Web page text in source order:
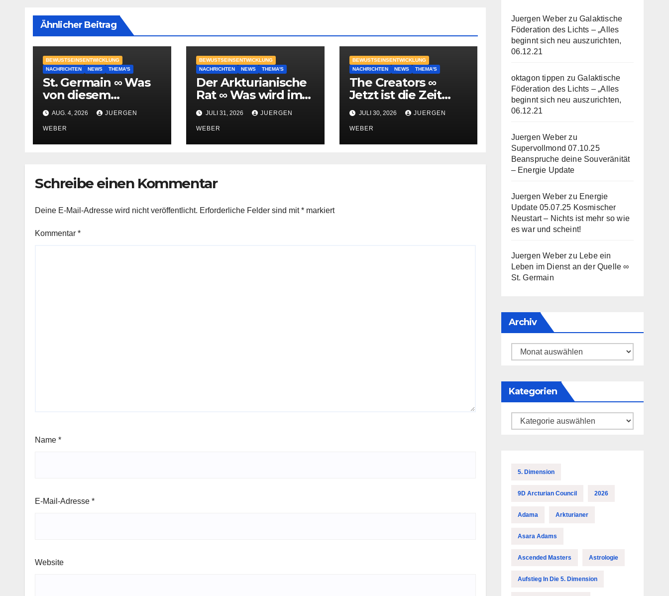
Ähnlicher Beitrag
BEWUSTSEINSENTWICKLUNG
NACHRICHTEN
NEWS THEMA'S
St. Germain ∞ Was
von diesem
Löwentor-Portal zu
erwarten ist
AUG. 4, 2026 JUERGEN
WEBER
BEWUSTSEINSENTWICKLUNG
NACHRICHTEN
NEWS THEMA'S
Der Arkturianische
Rat ∞ Was wird im
August 2026
geschehen?
JULI 31, 2026 JUERGEN
WEBER
BEWUSTSEINSENTWICKLUNG
NACHRICHTEN
NEWS THEMA'S
The Creators ∞
Jetzt ist die Zeit
dafür
JULI 30, 2026 JUERGEN
WEBER
Schreibe einen Kommentar
Deine E-Mail-Adresse wird nicht veröffentlicht. Erforderliche Felder sind mit* markiert
Kommentar *
Name *
E-Mail-Adresse *
Website
Juergen Weber zu Galaktische
Föderation des Lichts – „Alles
beginnt sich neu auszurichten,
06.12.21
oktagon tippen zuGalaktische
Föderation des Lichts – „Alles
beginnt sich neu auszurichten,
06.12.21
Juergen Weber zu
Supervollmond 07.10.25
Beanspruche deine Souveränität
– Energie Update
Juergen Weber zu Energie
Update 05.07.25 Kosmischer
Neustart – Nichts ist mehr so wie
es war und scheint!
Juergen Weber zu Lebe ein
Leben im Dienst an der Quelle ∞
St. Germain
Archiv
Archiv
Kategorien
Kategorien
5. Dimension
9D Arcturian Council 2026
Adama Arkturianer
Asara Adams
Ascended Masters Astrologie
Aufstieg In Die 5. Dimension